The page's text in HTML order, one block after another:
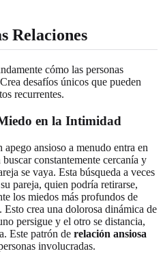
Relaciones
cómo las personas
desafíos únicos que pueden
recurrentes.
en la Intimidad
ansioso a menudo entra en
constantemente cercanía y
se vaya. Esta búsqueda a veces
pareja, quien podría retirarse,
los miedos más profundos de
crea una dolorosa dinámica de
persigue y el otro se distancia,
Este patrón de relación ansiosa
involucradas.